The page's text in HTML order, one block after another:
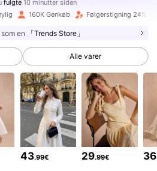
Følgere
1.3M Følgere
1.3M Følgere
Følgere
160K Genkøb Følgerstigning 24%
en 「Trends Store」
Alle varer
43.99€ 29.99€ 36